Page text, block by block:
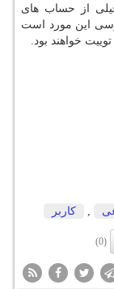
از حساب های
این مورد است
خواهند بود.
, كاربر
(0)